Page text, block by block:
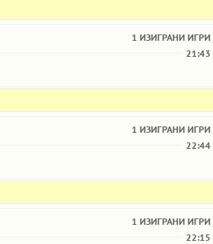
1 ИЗИГРАНИ ИГРИ
21:43
1 ИЗИГРАНИ ИГРИ
22:44
1 ИЗИГРАНИ ИГРИ
22:15